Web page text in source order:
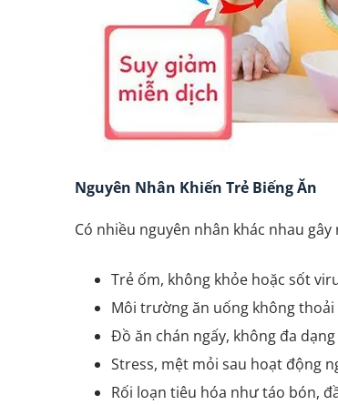
Nguyên Nhân Khiến Trẻ Biếng Ăn
Có nhiều nguyên nhân khác nhau
Trẻ ốm, không khỏe hoặc sốt
Môi trường ăn uống không thoải
Đồ ăn chán ngấy, không đa dạng
Stress, mệt mỏi sau hoạt động
Rối loạn tiêu hóa như táo bón,